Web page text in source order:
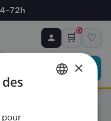
72h
🛒
0
♡
noir, 1 600 pages
— notre équipe
×
pour